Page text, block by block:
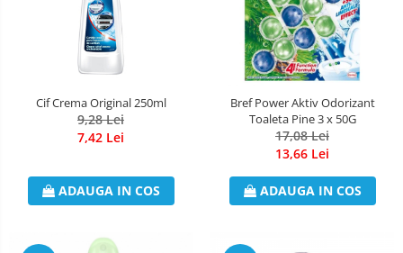
Cif Crema Original 250ml
9,28 Lei
7,42 Lei
ADAUGA IN COS
Bref Power Aktiv Odorizant
Toaleta Pine 3 x 50G
17,08 Lei
13,66 Lei
ADAUGA IN COS